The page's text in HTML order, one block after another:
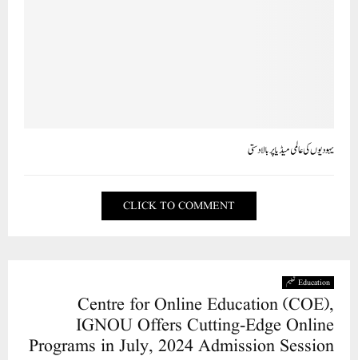
یہودیوں کی عالمی میڈیا پر بالادستی
CLICK TO COMMENT
Education تعلیم
Centre for Online Education (COE),
IGNOU Offers Cutting-Edge Online
Programs in July, 2024 Admission Session